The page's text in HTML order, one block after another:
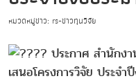
หมวดหมู่ข่าว: rs-ข่าวทุนวิจัย
ประกาศ สำนักง
เสนอโครงการวิจัย ประจ